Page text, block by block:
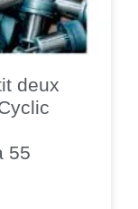
deux
55